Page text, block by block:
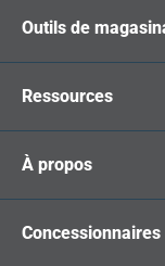
Outils de
Ressources
À propos
Concessionnaires